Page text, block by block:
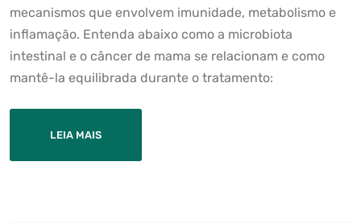
mecanismos que envolvem imunidade, metabolismo e
inflamação. Entenda abaixo como a microbiota
intestinal e o câncer de mama se relacionam e como
mantê-la equilibrada durante o tratamento:
LEIA MAIS